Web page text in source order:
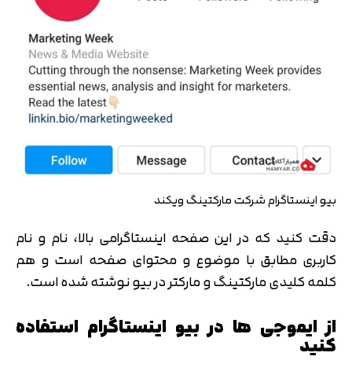
بیو اینستاگرام شرکت مارکتینگ ویکند
دقت کنید که در این صفحه اینستاگرامی بالا، نام و نام
کاربری مطابق با موضوع و محتوای صفحه است و هم
کلمه کلیدی مارکتینگ و مارکتر در بیو نوشته شده است.
از ایموجی ها در بیو اینستاگرام استفاده
کنید